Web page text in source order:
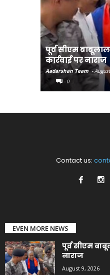
पूर्व सीएम
कार्रवाई पर नाराज
Aadarshan Team -
0
Contact us:
EVEN MORE NEWS
पूर्व सीएम
नाराज
August 9, 2026